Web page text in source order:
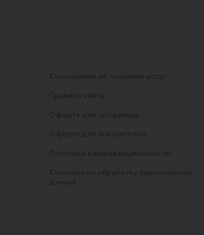
Соглашение об оказании услуг
Правила сайта
Оферта для продавцов
Оферта для покупателей
Политика конфиденциальности
Согласие на обработку персональных
данных